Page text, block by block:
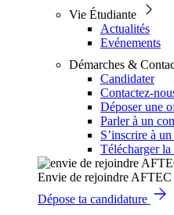
Vie Étudiante
Actualités
Evénements
Démarches &
Candidater
Contactez-
Déposer une
Parler à un
S’inscrire à
Télécharger
Envie de rejoindre AFTEC
Dépose ta candidature